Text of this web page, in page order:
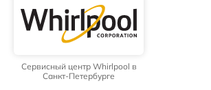
Сервисный центр Whirlpool в
Санкт-Петербурге